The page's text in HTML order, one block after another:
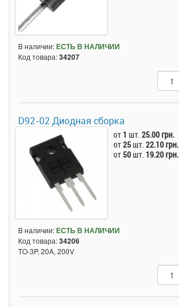
В наличии:ЕСТЬ В НАЛИЧИИ
Код товара:34207
D92-02 Диодная сборка
от 1 шт.25.00 грн.
от25шт.22.10 грн.
от 50шт. 19.20 грн.
В наличии:ЕСТЬ В НАЛИЧИИ
Код товара:34206
TO-3P, 20A, 200V